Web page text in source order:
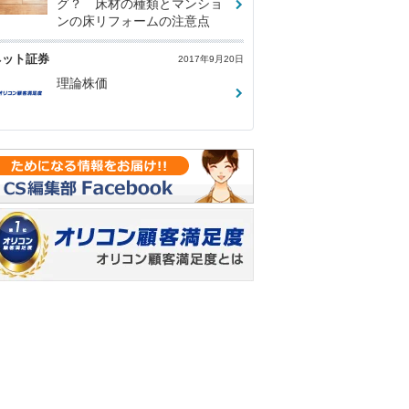
グ？ 床材の種類とマンショ
ンの床リフォームの注意点
ト証券 2017年9月20日
理論株価